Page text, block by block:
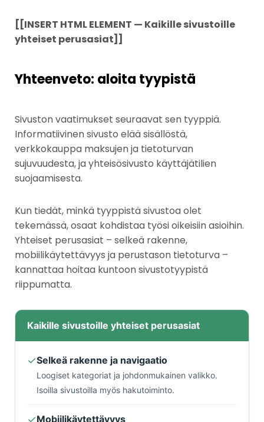
[[INSERT HTML ELEMENT — Kaikille sivustoille
yhteiset perusasiat]]
Yhteenveto: aloita tyypistä
Sivuston vaatimukset seuraavat sen tyyppiä.
Informatiivinen sivusto elää sisällöstä,
verkkokauppa maksujen ja tietoturvan
sujuvuudesta, ja yhteisösivusto käyttäjätilien
suojaamisesta.
Kun tiedät, minkä tyyppistä sivustoa olet
tekemässä, osaat kohdistaa työsi oikeisiin asioihin.
Yhteiset perusasiat – selkeä rakenne,
mobiilikäytettävyys ja perustason tietoturva –
kannattaa hoitaa kuntoon sivustotyypistä
riippumatta.
Kaikille sivustoille yhteiset perusasiat
✓Selkeä rakenne ja navigaatio
Loogiset kategoriat ja johdonmukainen valikko.
Isoilla sivustoilla myös hakutoiminto.
Mobiilikäytettävyys